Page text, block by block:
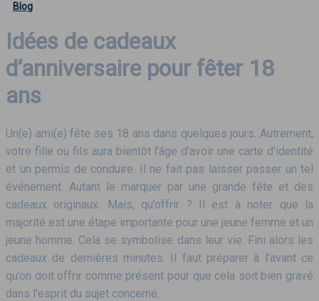
Blog
Idées de cadeaux
d’anniversaire pour fêter 18
ans
Un(e) ami(e) fête ses 18 ans dans quelques jours. Autrement,
votre fille ou fils aura bientôt l’âge d’avoir une carte d’identité
et un permis de conduire. Il ne fait pas laisser passer un tel
événement. Autant le marquer par une grande fête et des
cadeaux originaux. Mais, qu’offrir ? Il est à noter que la
majorité est une étape importante pour une jeune femme et un
jeune homme. Cela se symbolise dans leur vie. Fini alors les
cadeaux de dernières minutes. Il faut préparer à l’avant ce
qu’on doit offrir comme présent pour que cela soit bien gravé
dans l’esprit du sujet concerné.